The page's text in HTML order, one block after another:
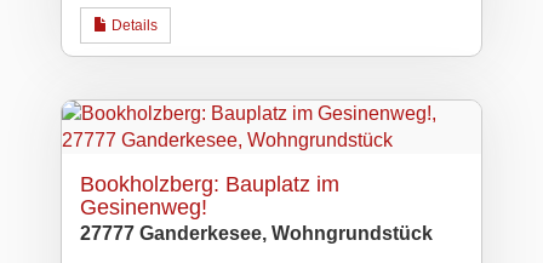
Details
Bookholzberg: Bauplatz im
Gesinenweg!
27777 Ganderkesee, Wohngrundstück